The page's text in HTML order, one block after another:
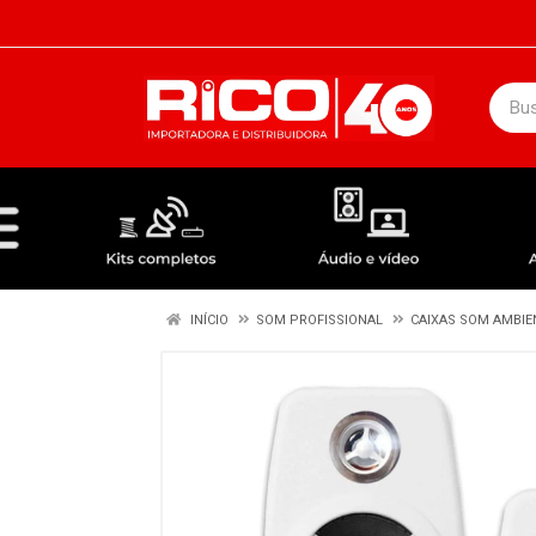
INÍCIO SOM PROFISSIONAL CAIXAS SOM